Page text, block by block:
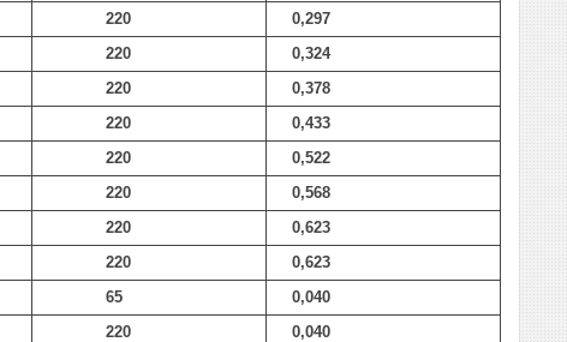
220
0,297
220
0,324
220
0,378
220
0,433
220
0,522
220
0,568
220
0,623
220
0,623
65
0,040
220
0,040